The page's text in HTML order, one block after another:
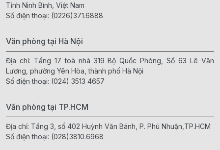
Tỉnh Ninh Bình, Việt Nam
Số điện thoại: (0226)371.6888
Văn phòng tại Hà Nội
Địa chỉ: Tầng 17 toà nhà 319 Bộ Quốc Phòng, Số 63 Lê Văn
Lương, phường Yên Hòa, thành phố Hà Nội
Số điện thoại: (024) 3513 4657
Văn phòng tại TP.HCM
Địa chỉ: Tầng 3, số 402 Huỳnh Văn Bánh, P. Phú Nhuận,TP.HCM
Số điện thoại: (028)3810.6968